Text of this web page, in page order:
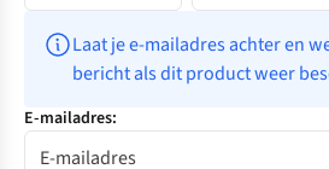
Laat je e-mailadres achter en
bericht als dit product weer
E-mailadres: